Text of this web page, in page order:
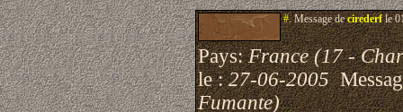
#.Message decirederfle
Pays:France (17 -
le :27-06-2005
Fumante)